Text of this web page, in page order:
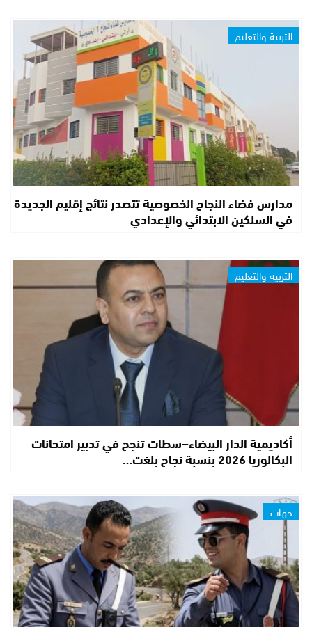
التربية والتعليم
مدارس فضاء النجاح الخصوصية تتصدر نتائج إقليم الجديدة
في السلكين الابتدائي والإعدادي
التربية والتعليم
أكاديمية الدار البيضاء–سطات تنجح في تدبير امتحانات
البكالوريا 2026 بنسبة نجاح بلغت…
جهات